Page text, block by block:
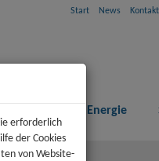
Start News Kontakt
Energie
erforderlich
der Cookies
von Website-